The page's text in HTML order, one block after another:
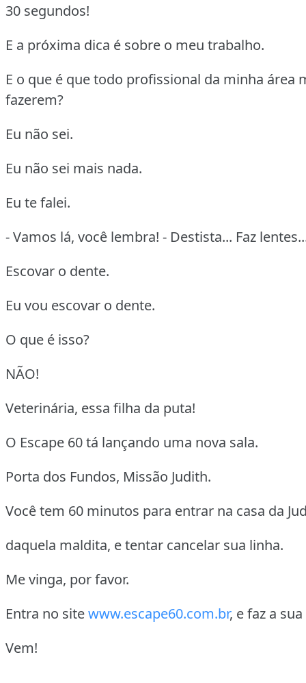
30 segundos!
E a próxima dica é sobre o meu trabalho.
E o que é que todo profissional da minha área
fazerem?
Eu não sei.
Eu não sei mais nada.
Eu te falei.
- Vamos lá, você lembra! - Destista... Faz
Escovar o dente.
Eu vou escovar o dente.
O que é isso?
NÃO!
Veterinária, essa filha da puta!
O Escape 60 tá lançando uma nova sala.
Porta dos Fundos, Missão Judith.
Você tem 60 minutos para entrar na casa da
daquela maldita, e tentar cancelar sua linha.
Me vinga, por favor.
Entra no sitewww.escape60.com.br, e faz a
Vem!